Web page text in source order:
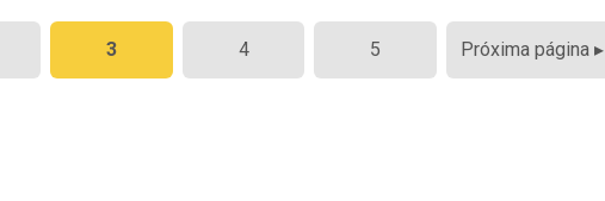
3 4 5 Próxima página ▸